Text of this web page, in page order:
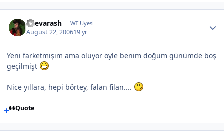
Shevarash WT Uyesi
August 22, 200619 yr
Yeni farketmişim ama oluyor öyle benim doğum günümde boş
geçilmişt
Nice yıllara, hepi börtey, falan filan....
Quote